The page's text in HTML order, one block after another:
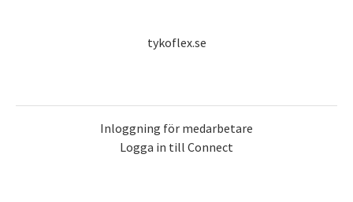
tykoflex.se
Inloggning för medarbetare
Logga in till Connect